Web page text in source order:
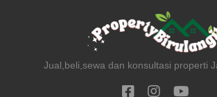
Jual,beli,sewa dan konsultasi properti